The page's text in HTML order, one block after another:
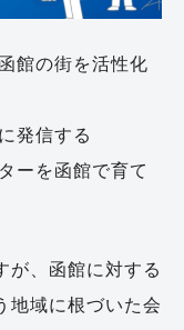
館の街を活性化
発信する
ーを函館で育て
が、函館に対する
地域に根づいた会